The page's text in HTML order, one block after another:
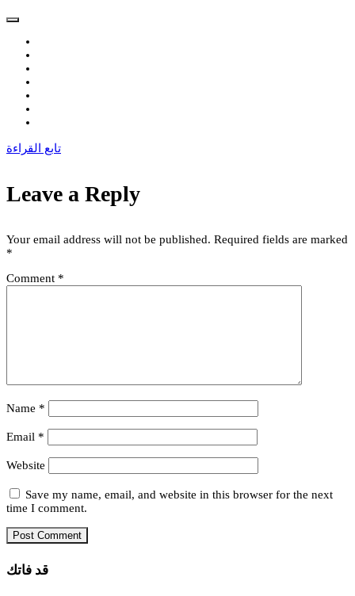
تابع القراءة
Leave a Reply
Your email address will not be published. Required fields are marked
*
Comment *
Name *
Email *
Website
Save my name, email, and website in this browser for the next
time I comment.
قد فاتك